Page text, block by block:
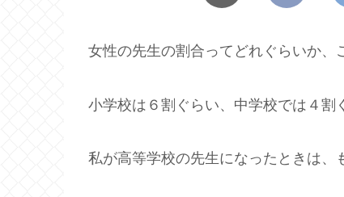
女性の先生の割合ってどれぐらいか、
小学校は６割ぐらい、中学校では４割
私が高等学校の先生になったときは、